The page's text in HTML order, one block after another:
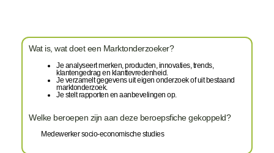
Wat is, wat doet een Marktonderzoeker?
Je analyseert merken, producten, innovaties, trends,
klantengedrag en klanttevredenheid.
Je verzamelt gegevens uit eigen onderzoek of uit bestaand
marktonderzoek.
Je stelt rapporten en aanbevelingen op.
Welke beroepen zijn aan deze beroepsfiche gekoppeld?
Medewerker socio-economische studies